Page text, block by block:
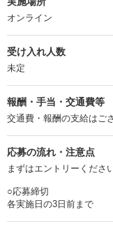
オンライン
受け入れ人数
未定
報酬・手当・交通費等
交通費・報酬の支給はご
応募の流れ・注意点
まずはエントリーくださ
○応募締切
各実施日の3日前まで